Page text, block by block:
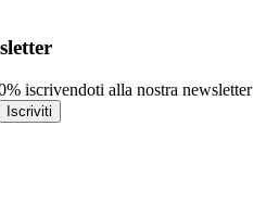
iscrivendoti alla nostra newsletter
Iscriviti